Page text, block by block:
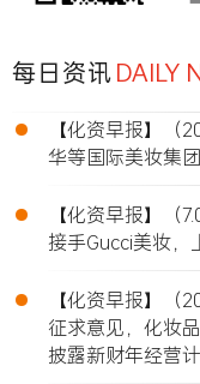
每日资讯DAILY
•
【化资早报】（
华等国际美妆集
•
【化资早报】（
接手Gucci美妆
•
【化资早报】（
征求意见，化妆
披露新财年经营